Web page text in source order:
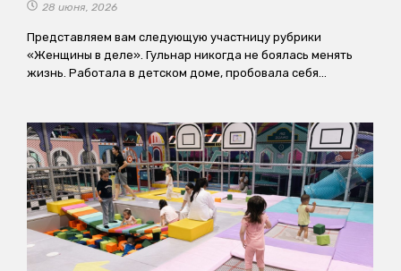
28 июня, 2026
Представляем вам следующую участницу рубрики
«Женщины в деле». Гульнар никогда не боялась менять
жизнь. Работала в детском доме, пробовала себя…